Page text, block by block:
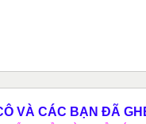
CÁC BẠN ĐÃ GHÉ